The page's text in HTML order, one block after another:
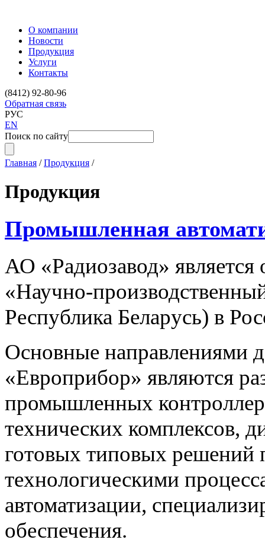
О компании
Новости
Продукция
Услуги
Контакты
(8412) 92-80-96
Обратная связь
РУС
EN
Поиск по сайту
Главная /Продукция /
Продукция
Промышленная
АО «Радиозавод»
«Научно-
Республика Беларусь) в
Основные
«Европрибор» являются
промышленных
технических комплексов,
готовых типовых решений
технологическими
автоматизации,
обеспечения.